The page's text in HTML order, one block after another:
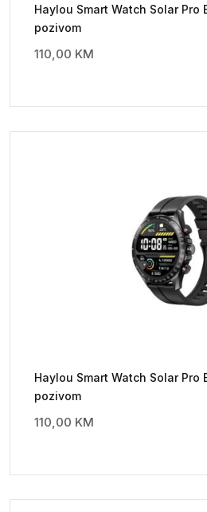
Haylou Smart Watch Solar Pro
pozivom
110,00 KM
Haylou Smart Watch Solar Pro
pozivom
110,00 KM